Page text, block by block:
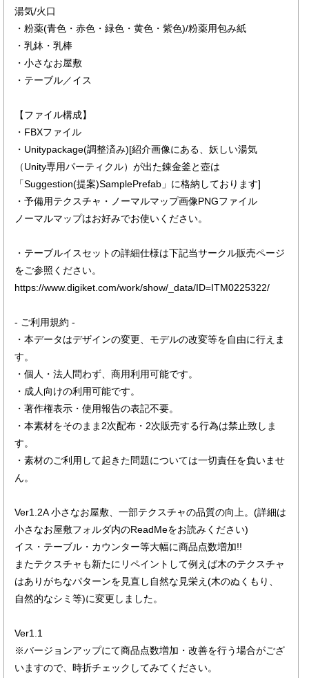
湯気/火口
・粉薬(青色・赤色・緑色・黄色・紫色)/粉薬用包み紙
・乳鉢・乳棒
・小さなお屋敷
・テーブル／イス
【ファイル構成】
・FBXファイル
・Unitypackage(調整済み)[紹介画像にある、妖しい湯気
（Unity専用パーティクル）が出た錬金釜と壺は
「Suggestion(提案)SamplePrefab」に格納しております]
・予備用テクスチャ・ノーマルマップ画像PNGファイル
ノーマルマップはお好みでお使いください。
・テーブルイスセットの詳細仕様は下記当サークル販売ページ
をご参照ください。
https://www.digiket.com/work/show/_data/ID=ITM0225322/
- ご利用規約 -
・本データはデザインの変更、モデルの改変等を自由に行えま
す。
・個人・法人問わず、商用利用可能です。
・成人向けの利用可能です。
・著作権表示・使用報告の表記不要。
・本素材をそのまま2次配布・2次販売する行為は禁止致しま
す。
・素材のご利用して起きた問題については一切責任を負いませ
ん。
Ver1.2A 小さなお屋敷、一部テクスチャの品質の向上。(詳細は
小さなお屋敷フォルダ内のReadMeをお読みください)
イス・テーブル・カウンター等大幅に商品点数増加!!
またテクスチャも新たにリペイントして例えば木のテクスチャ
はありがちなパターンを見直し自然な見栄え(木のぬくもり、
自然的なシミ等)に変更しました。
Ver1.1
※バージョンアップにて商品点数増加・改善を行う場合がござ
いますので、時折チェックしてみてください。